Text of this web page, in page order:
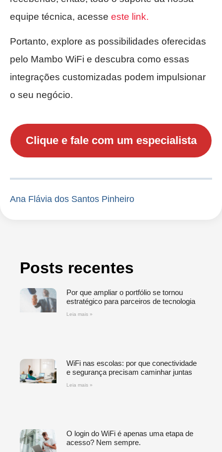
equipe técnica, acesse este link.
Portanto, explore as possibilidades oferecidas
pelo Mambo WiFi e descubra como essas
integrações customizadas podem impulsionar
o seu negócio.
Clique e fale com um especialista
Ana Flávia dos Santos Pinheiro
Posts recentes
Por que ampliar o portfólio se tornou
estratégico para parceiros de tecnologia
Leia mais »
WiFi nas escolas: por que conectividade
e segurança precisam caminhar juntas
Leia mais »
O login do WiFi é apenas uma etapa de
acesso? Nem sempre.